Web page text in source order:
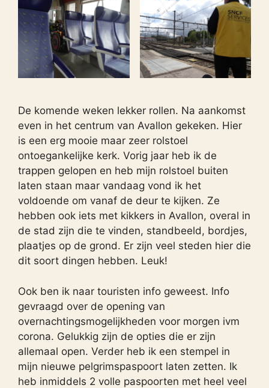
De komende weken lekker rollen. Na aankomst
even in het centrum van Avallon gekeken. Hier
is een erg mooie maar zeer rolstoel
ontoegankelijke kerk. Vorig jaar heb ik de
trappen gelopen en heb mijn rolstoel buiten
laten staan maar vandaag vond ik het
voldoende om vanaf de deur te kijken. Ze
hebben ook iets met kikkers in Avallon, overal in
de stad zijn die te vinden, standbeeld, bordjes,
plaatjes op de grond. Er zijn veel steden hier die
dit soort dingen hebben. Leuk!
Ook ben ik naar touristen info geweest. Info
gevraagd over de opening van
overnachtingsmogelijkheden voor morgen ivm
corona. Gelukkig zijn de opties die er zijn
allemaal open. Verder heb ik een stempel in
mijn nieuwe pelgrimspaspoort laten zetten. Ik
heb inmiddels 2 volle paspoorten met heel veel